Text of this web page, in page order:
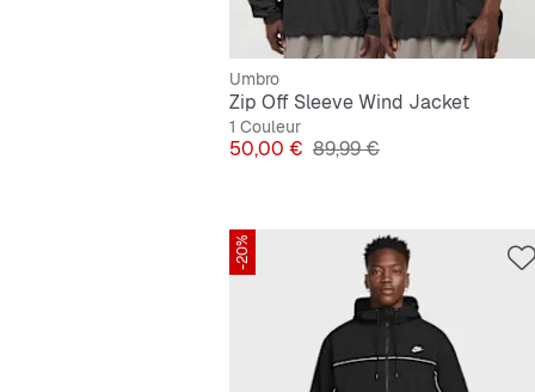
Umbro
Zip Off Sleeve Wind Jacket
1 Couleur
Prix
50,00 € Prix original
89,99 €
-20%